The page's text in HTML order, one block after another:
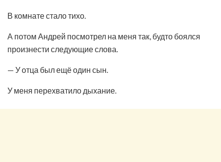
В комнате стало тихо.
А потом Андрей посмотрел на меня так, будто боялся
произнести следующие слова.
— У отца был ещё один сын.
У меня перехватило дыхание.